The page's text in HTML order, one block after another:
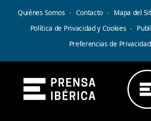
Quiénes Somos Contacto Mapa del
Política de Privacidad y Cookies
Preferencias de Privacidad